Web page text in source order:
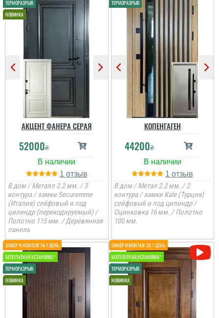
АКЦЕНТ ФАНЕРА СЕРАЯ
52000₴
1
В дом / Металл 2.2 мм. / 3
контура / замки Securemme
(Италия) сейфовый и под
цилиндр (перекодируемый) /
Полотно 115 мм. / Деревянная
панель
КОПЕНГАГЕН
44200₴
1
В дом / Метал 2.2 мм. / 2
контура / замки Kale (Турция)
сейфовый и под цилиндр /
Оцинковка 16 мм. / Полотно
100 мм.